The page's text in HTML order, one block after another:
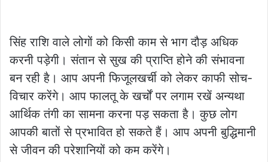
सिंह राशि वाले लोगों को किसी काम से भाग दौड़ अधिक
करनी पड़ेगी। संतान से सुख की प्राप्ति होने की संभावना
बन रही है। आप अपनी फिजूलखर्ची को लेकर काफी सोच-
विचार करेंगे। आप फालतू के खर्चों पर लगाम रखें अन्यथा
आर्थिक तंगी का सामना करना पड़ सकता है। कुछ लोग
आपकी बातों से प्रभावित हो सकते हैं। आप अपनी बुद्धिमानी
से जीवन की परेशानियों को कम करेंगे।